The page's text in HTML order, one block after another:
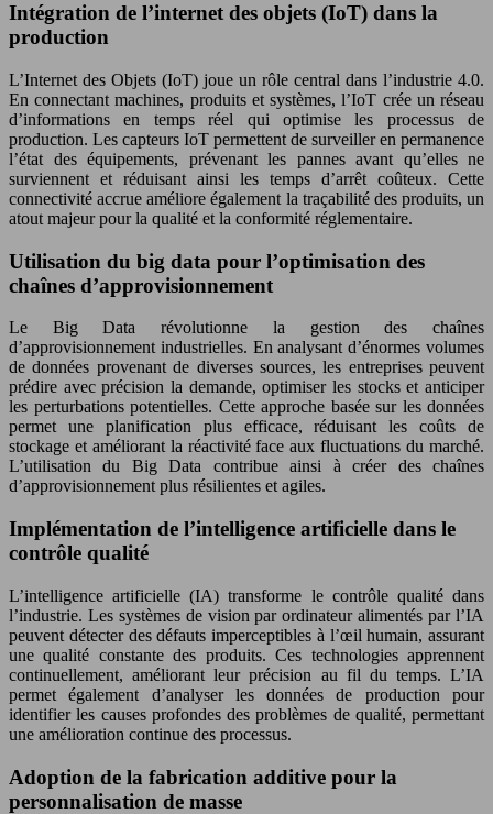
Intégration de l’internet des objets (IoT) dans la
production
L’Internet des Objets (IoT) joue un rôle central dans l’industrie 4.0.
En connectant machines, produits et systèmes, l’IoT crée un réseau
d’informations en temps réel qui optimise les processus de
production. Les capteurs IoT permettent de surveiller en permanence
l’état des équipements, prévenant les pannes avant qu’elles ne
surviennent et réduisant ainsi les temps d’arrêt coûteux. Cette
connectivité accrue améliore également la traçabilité des produits, un
atout majeur pour la qualité et la conformité réglementaire.
Utilisation du big data pour l’optimisation des
chaînes d’approvisionnement
Le Big Data révolutionne la gestion des chaînes
d’approvisionnement industrielles. En analysant d’énormes volumes
de données provenant de diverses sources, les entreprises peuvent
prédire avec précision la demande, optimiser les stocks et anticiper
les perturbations potentielles. Cette approche basée sur les données
permet une planification plus efficace, réduisant les coûts de
stockage et améliorant la réactivité face aux fluctuations du marché.
L’utilisation du Big Data contribue ainsi à créer des chaînes
d’approvisionnement plus résilientes et agiles.
Implémentation de l’intelligence artificielle dans le
contrôle qualité
L’intelligence artificielle (IA) transforme le contrôle qualité dans
l’industrie. Les systèmes de vision par ordinateur alimentés par l’IA
peuvent détecter des défauts imperceptibles à l’œil humain, assurant
une qualité constante des produits. Ces technologies apprennent
continuellement, améliorant leur précision au fil du temps. L’IA
permet également d’analyser les données de production pour
identifier les causes profondes des problèmes de qualité, permettant
une amélioration continue des processus.
Adoption de la fabrication additive pour la
personnalisation de masse